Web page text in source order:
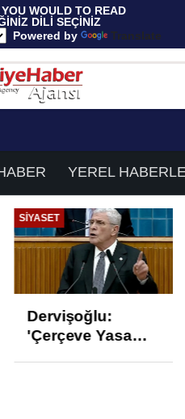
WOULD TO READ
DİLİ SEÇİNİZ
Powered by
Translate
YEREL
GÜNCEL
Araçtan izmarit ve
çöp atanlara